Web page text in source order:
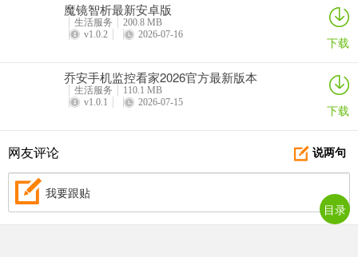
实际操作能力。
由于每个订单的发货进度不同，为了避免门票寄错或丢失，请您务必
试最优的修改方案。
3、实体票物流怎么查询？
可在【我的订单】里查询具体物流信息，物流信息的显示依赖于卖家
的实际发货时间同步。
若卖家尚未发货，前台可能暂时无法显示详细路径。不同快递公司的
信息更新速度也存在差异。
魔镜智析最新安卓版
生活服务
200.8 MB
v1.0.2
2026-07-16 下载
乔安手机监控看家2026官方最新版本
生活服务
110.1 MB
v1.0.1
2026-07-15 下载
说两句
网友评论
我要跟贴
目录